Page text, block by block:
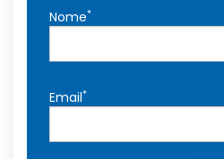
Nome*
Email*